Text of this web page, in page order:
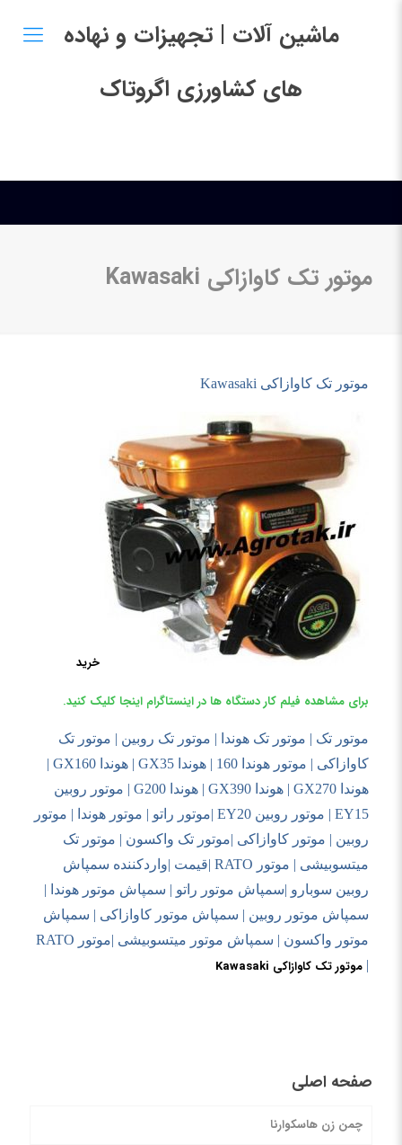
ماشین آلات | تجهیزات و نهاده
های کشاورزی اگروتاک
موتور تک کاوازاکی Kawasaki
موتور تک کاوازاکی Kawasaki
خرید
برای مشاهده فیلم کار دستگاه ها در اینستاگرام اینجا کلیک کنید.
موتور تک | موتور تک هوندا | موتور تک روبین | موتور تک
کاوازاکی | موتور هوندا 160 | هوندا
هوندا
هوندا
هوندا هوندا
موتور روبین
EY15 |
موتور روبین |موتور راتو | موتور هوندا | موتور
روبین | موتور کاوازاکی |موتور تک واکسون | موتور تک
میتسوبیشی | موتور RATO |قیمت |واردکننده سمپاش
روبین سوبارو |سمپاش موتور راتو | سمپاش موتور هوندا |
سمپاش موتور روبین | سمپاش موتور کاوازاکی | سمپاش
موتور واکسون | سمپاش موتور میتسوبیشی |موتور RATO
| موتور تک کاوازاکی Kawasaki
صفحه اصلی
چمن زن هاسکوارنا